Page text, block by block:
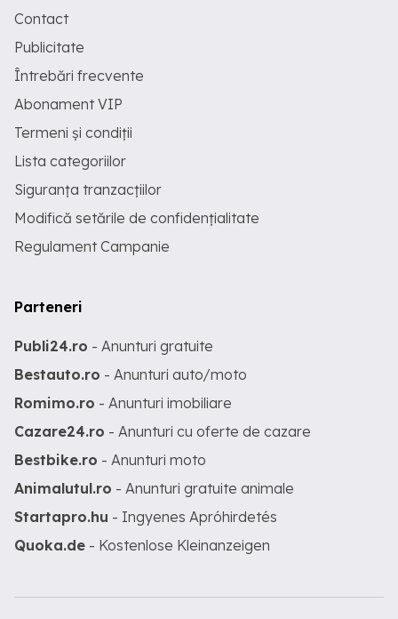
Contact
Publicitate
Întrebări frecvente
Abonament VIP
Termeni și condiții
Lista categoriilor
Siguranța tranzacțiilor
Modifică setările de confidențialitate
Regulament Campanie
Parteneri
Publi24.ro - Anunturi gratuite
Bestauto.ro - Anunturi auto/moto
Romimo.ro - Anunturi imobiliare
Cazare24.ro - Anunturi cu oferte de cazare
Bestbike.ro - Anunturi moto
Animalutul.ro - Anunturi gratuite animale
Startapro.hu - Ingyenes Apróhirdetés
Quoka.de - Kostenlose Kleinanzeigen